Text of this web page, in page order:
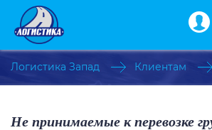
Логистика Запад Клиентам
Не принимаемые к перевозке